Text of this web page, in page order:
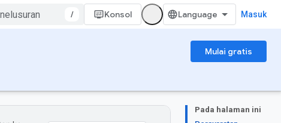
/ Konsol Masuk
Mulai gratis
Pada halaman ini